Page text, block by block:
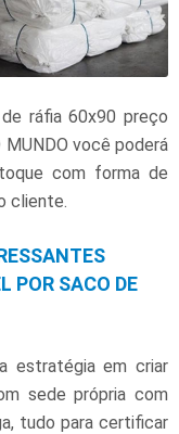
ráfia 60x90 preço
MUNDO você poderá
com forma de
cliente.
POR SACO DE
estratégia em criar
sede própria com
tudo para certificar